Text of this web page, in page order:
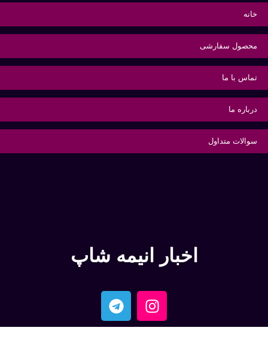
خانه
محصول سفارشی
تماس با ما
درباره ما
سوالات متداول
اخبار انیمه شاپ